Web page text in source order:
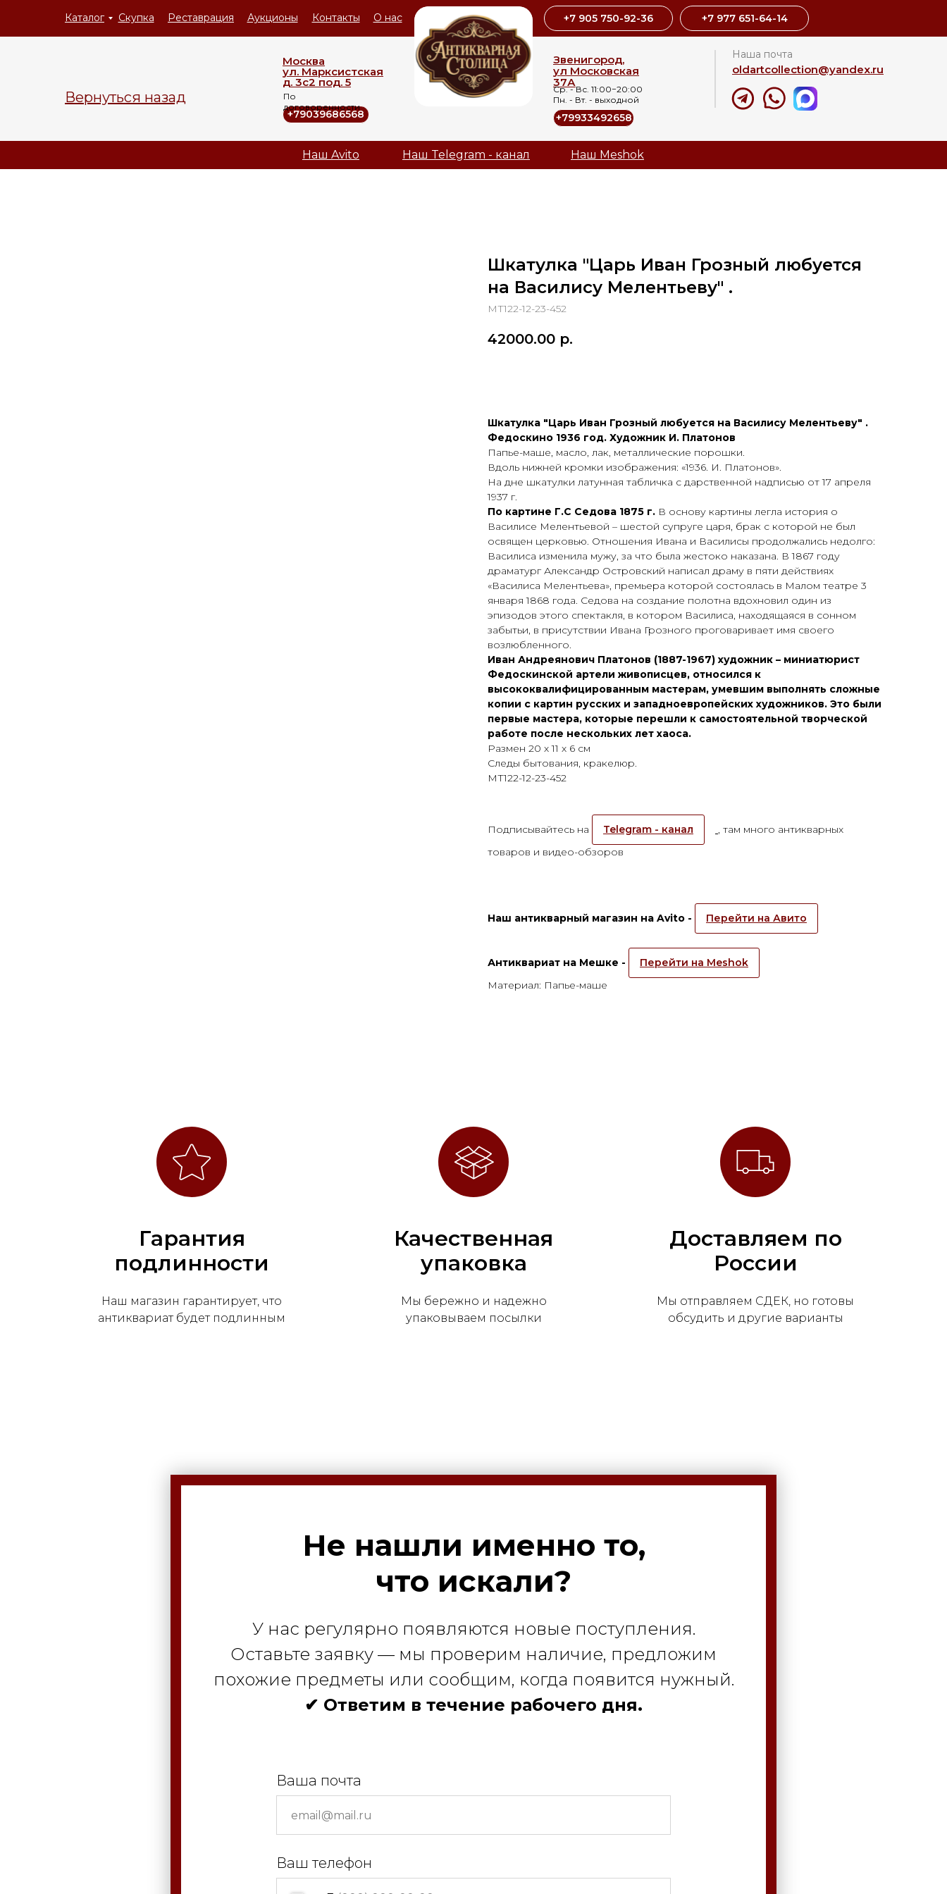
Наша почта
Аукционы
Реставрация
Скупка Контакты О нас
Каталог
oldartcollection@yandex.ru
+7 977 651-64-14
Москва
ул. Марксистская
д. 3с2 под. 5
+79039686568
По
договоренности
+7 905 750-92-36
Вернуться назад
Звенигород,
ул Московская
37А
Ср. - Вс. 11:00−20:00
Пн. - Вт. - выходной
+79933492658
Наш Meshok
Наш Avito Наш Telegram - канал
Шкатулка "Царь Иван Грозный любуется
на Василису Мелентьеву" .
МТ122-12-23-452
42000.00 р.
Шкатулка "Царь Иван Грозный любуется на Василису Мелентьеву" .
Федоскино 1936 год. Художник И. Платонов
Папье-маше, масло, лак, металлические порошки.
Вдоль нижней кромки изображения: «1936. И. Платонов».
На дне шкатулки латунная табличка с дарственной надписью от 17 апреля
1937 г.
По картине Г.С Седова 1875 г. В основу картины легла история о
Василисе Мелентьевой – шестой супруге царя, брак с которой не был
освящен церковью. Отношения Ивана и Василисы продолжались недолго:
Василиса изменила мужу, за что была жестоко наказана. В 1867 году
драматург Александр Островский написал драму в пяти действиях
«Василиса Мелентьева», премьера которой состоялась в Малом театре 3
января 1868 года. Седова на создание полотна вдохновил один из
эпизодов этого спектакля, в котором Василиса, находящаяся в сонном
забытьи, в присутствии Ивана Грозного проговаривает имя своего
возлюбленного.
Иван Андреянович Платонов (1887-1967) художник – миниатюрист
Федоскинской артели живописцев, относился к
высококвалифицированным мастерам, умевшим выполнять сложные
копии с картин русских и западноевропейских художников. Это были
первые мастера, которые перешли к самостоятельной творческой
работе после нескольких лет хаоса.
Размен 20 х 11 х 6 см
Следы бытования, кракелюр.
МТ122-12-23-452
Подписывайтесь на Telegram - канал
, там много антикварных
товаров и видео-обзоров
Наш антикварный магазин на Avito - Перейти на Авито
Антиквариат на Мешке -
Перейти на Meshok
Материал: Папье-маше
Гарантия
подлинности
Наш магазин гарантирует, что
антиквариат будет подлинным
Качественная
упаковка
Мы бережно и надежно
упаковываем посылки
Доставляем по
России
Мы отправляем СДЕК, но готовы
обсудить и другие варианты
Не нашли именно то,
что искали?
У нас регулярно появляются новые поступления.
Оставьте заявку — мы проверим наличие, предложим
похожие предметы или сообщим, когда появится нужный.
✔ Ответим в течение рабочего дня.
Ваша почта
Ваш телефон